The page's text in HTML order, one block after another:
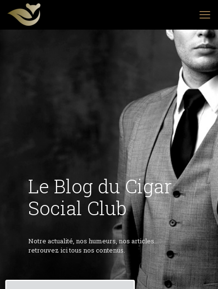
Le Blog du Cigar
Social Club
Notre actualité, nos humeurs, nos articles...
retrouvez ici tous nos contenus.